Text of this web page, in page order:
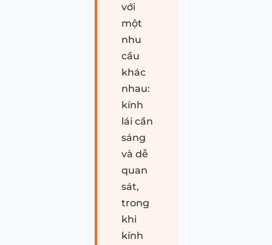
với
một
nhu
cầu
khác
nhau:
kính
lái cần
sáng
và dễ
quan
sát,
trong
khi
kính